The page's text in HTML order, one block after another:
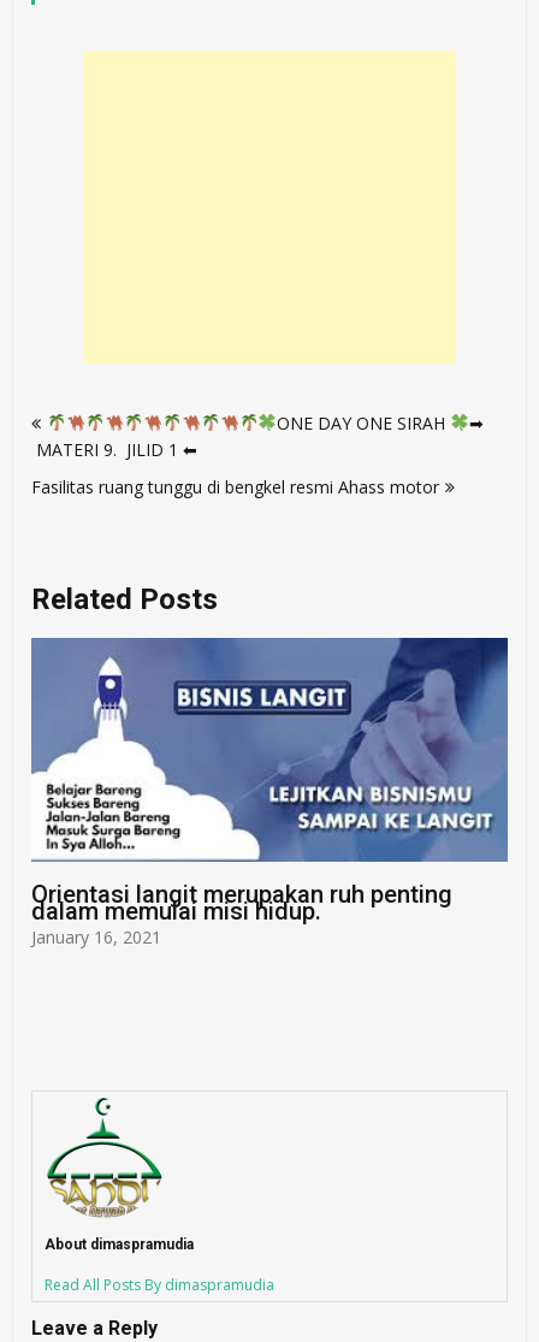
navigation
ONE DAY ONE SIRAH
➡
MATERI 9. JILID 1 ⬅
Fasilitas ruang tunggu di bengkel resmi Ahass motor
Related Posts
Orientasi langit merupakan ruh penting
dalam memulai misi hidup.
January 16, 2021
About dimaspramudia
Read All Posts By dimaspramudia
Leave a Reply